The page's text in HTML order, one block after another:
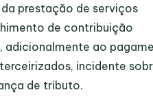
prestação de serviços
de contribuição
adicionalmente ao
incidente
de tributo.